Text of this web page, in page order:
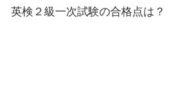
英検２級一次試験の合格点は？